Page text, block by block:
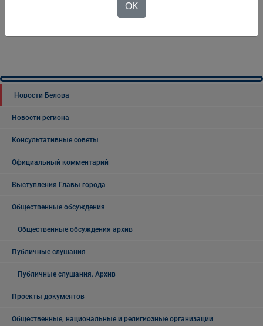
Новости Белова
Новости региона
Консультативные советы
Официальный комментарий
Выступления Главы города
Общественные обсуждения
Общественные обсуждения архив
Публичные слушания
Публичные слушания. Архив
Проекты документов
Общественные, национальные и религиозные организации
OK